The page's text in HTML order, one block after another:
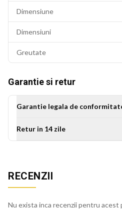
Aceasta perna decorativa se
gust estetic rafinat.
canapea, pat sau fotoliu. Culorile
Dimensiune
Dimensiuni
Greutate
Garantie si retur
Garantie legala de
Retur in 14 zile
RECENZII
Nu exista inca recenzii pentru acest